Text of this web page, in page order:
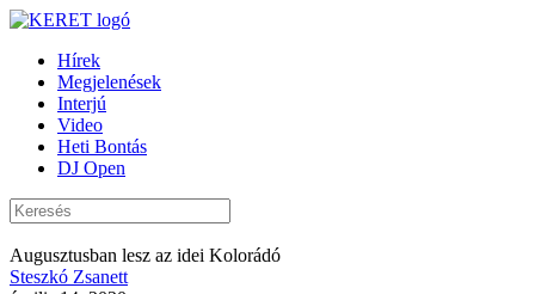
Hírek
Megjelenések
Interjú
Video
Heti Bontás
DJ Open
Augusztusban lesz az idei Kolorádó
Steszkó Zsanett